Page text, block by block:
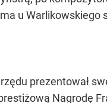
u Warlikowskiego
prezentował
Nagrodę